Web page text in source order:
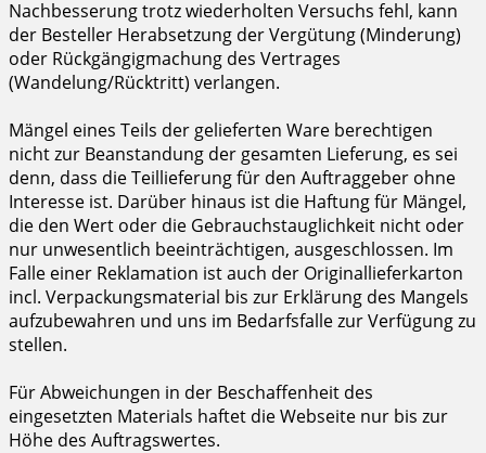
Nachbesserung trotz wiederholten Versuchs fehl, kann
der Besteller Herabsetzung der Vergütung (Minderung)
oder Rückgängigmachung des Vertrages
(Wandelung/Rücktritt) verlangen.
Mängel eines Teils der gelieferten Ware berechtigen
nicht zur Beanstandung der gesamten Lieferung, es sei
denn, dass die Teillieferung für den Auftraggeber ohne
Interesse ist. Darüber hinaus ist die Haftung für Mängel,
die den Wert oder die Gebrauchstauglichkeit nicht oder
nur unwesentlich beeinträchtigen, ausgeschlossen. Im
Falle einer Reklamation ist auch der Originallieferkarton
incl. Verpackungsmaterial bis zur Erklärung des Mangels
aufzubewahren und uns im Bedarfsfalle zur Verfügung zu
stellen.
Für Abweichungen in der Beschaffenheit des
eingesetzten Materials haftet die Webseite nur bis zur
Höhe des Auftragswertes.